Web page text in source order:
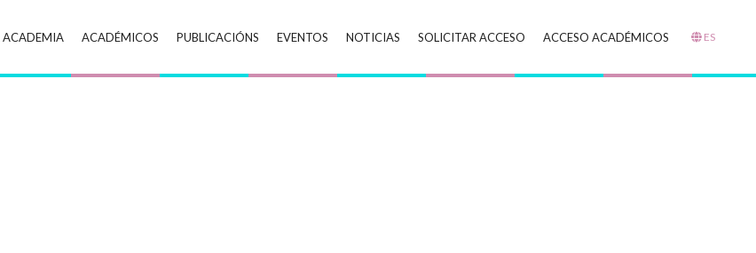
ACADEMIA ACADÉMICOS PUBLICACIÓNS EVENTOS NOTICIAS SOLICITAR ACCESO ACCESO ACADÉMICOS ES